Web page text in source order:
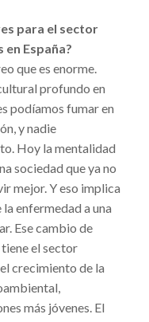
para el sector
España?
que es enorme.
profundo en
podíamos fumar en
y nadie
Hoy la mentalidad
sociedad que ya no
mejor. Y eso implica
enfermedad a una
Ese cambio de
el sector
crecimiento de la
más jóvenes. El